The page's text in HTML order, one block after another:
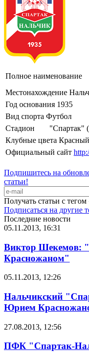
Полное наименование
Местонахождение
Год основания 1935
Вид спорта Футбол
Стадион
"Спартак"
Клубные цвета
Официальный сайт
Подпишитесь на
статьи!
Получать статьи с
Подписаться на другие
Последние новости
05.11.2013, 16:31
Виктор Шекемов:
Красножаном"
05.11.2013, 12:26
Нальчикский
Юрием
27.08.2013, 12:56
ПФК "Спартак-